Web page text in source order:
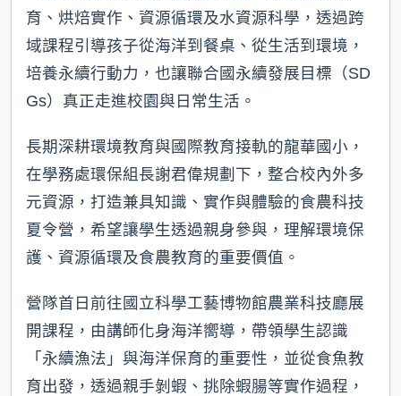
育、烘焙實作、資源循環及水資源科學，透過跨
域課程引導孩子從海洋到餐桌、從生活到環境，
培養永續行動力，也讓聯合國永續發展目標（SD
Gs）真正走進校園與日常生活。
長期深耕環境教育與國際教育接軌的龍華國小，
在學務處環保組長謝君偉規劃下，整合校內外多
元資源，打造兼具知識、實作與體驗的食農科技
夏令營，希望讓學生透過親身參與，理解環境保
護、資源循環及食農教育的重要價值。
營隊首日前往國立科學工藝博物館農業科技廳展
開課程，由講師化身海洋嚮導，帶領學生認識
「永續漁法」與海洋保育的重要性，並從食魚教
育出發，透過親手剝蝦、挑除蝦腸等實作過程，